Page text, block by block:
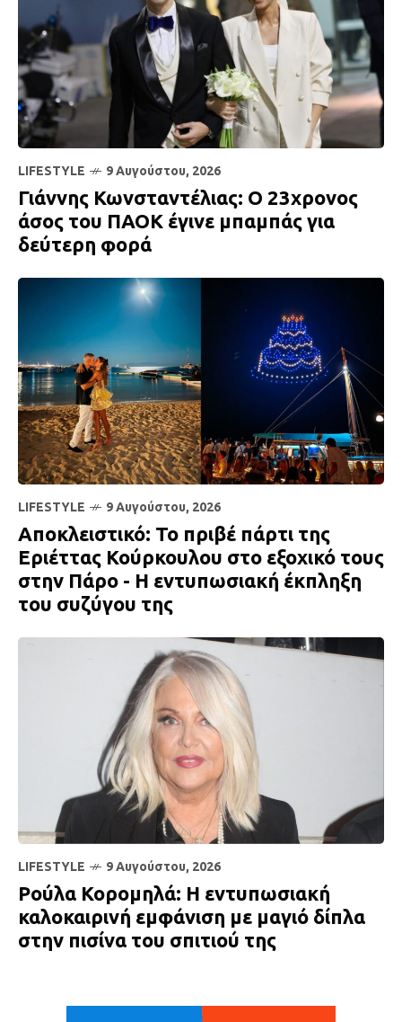
LIFESTYLE 9 Αυγούστου, 2026
Γιάννης Κωνσταντέλιας: Ο 23χρονος
άσος του ΠΑΟΚ έγινε μπαμπάς για
δεύτερη φορά
LIFESTYLE 9 Αυγούστου, 2026
Αποκλειστικό: Το πριβέ πάρτι της
Εριέττας Κούρκουλου στο εξοχικό τους
στην Πάρο - Η εντυπωσιακή έκπληξη
του συζύγου της
LIFESTYLE 9 Αυγούστου, 2026
Ρούλα Κορομηλά: Η εντυπωσιακή
καλοκαιρινή εμφάνιση με μαγιό δίπλα
στην πισίνα του σπιτιού της